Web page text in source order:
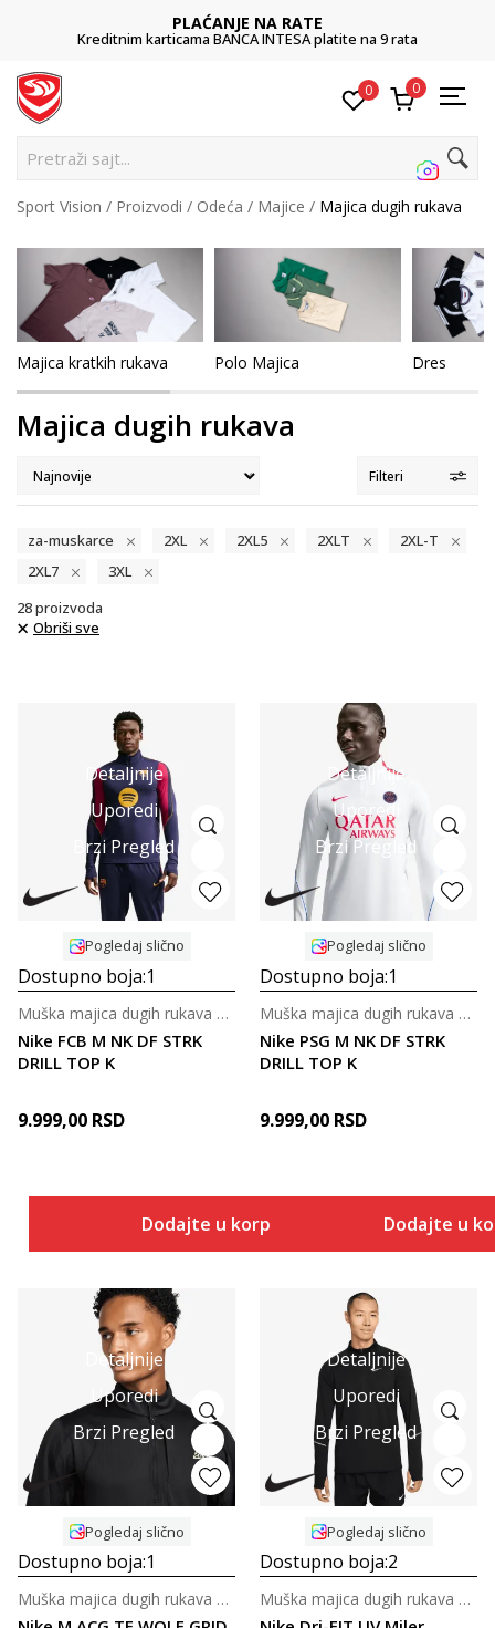
platite na 9 rata 011 422 1422
0 0
Pretraži
Sport Vision Proizvodi Odeća Majice Majica dugih rukava
Majica kratkih rukava Polo Majica Dres
Majica dugih rukava
Filteri
za-muskarce 2XL 2XL5 2XLT
2XL-T
2XL7
3XL
28proizvoda
Obriši sve
Detaljnije
Uporedi
Brzi Pregled
Pogledaj slično
Dostupno boja:1
Nike FCB M NK DF STRK
DRILL TOP K
Muška majica dugih rukava za fudbal
9.999,00 RSD
Dodajte u korpu
Detaljnije
Uporedi
Brzi Pregled
Pogledaj slično
Dostupno boja:1
Nike PSG M NK DF STRK
DRILL TOP K
Muška majica dugih rukava za fudbal
9.999,00 RSD
Dodajte u
Detaljnije
Uporedi
Brzi Pregled
Pogledaj slično
Dostupno boja:1
Muška majica dugih rukava za trčanje
Detaljnije
Uporedi
Brzi Pregled
Pogledaj slično
Dostupno boja:2
Muška majica dugih rukava za trčanje